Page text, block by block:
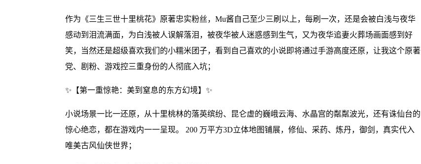
作为《三生三世十里桃花》原著忠实粉丝，Mu酱自己至少三刷以上，每刷一次，还是会被白浅与夜华
感动到泪流满面，为白浅被人误解落泪，被夜华被人迷惑感到生气，又为夜华追妻火葬场画面感到好
笑，当然还是超级喜欢我们的小糯米团子，看到自己喜欢的小说即将通过手游高度还原，让我这个原著
党、剧粉、游戏控三重身份的人彻底入坑；
✨【第一重惊艳：美到窒息的东方幻境】✨
小说场景一比一还原，从十里桃林的落英缤纷、昆仑虚的巍峨云海、水晶宫的粼粼波光，还有诛仙台的
惊心绝恋，都在游戏内一一呈现。 200 万平方3D立体地图铺展，修仙、采药、炼丹，御剑，真实代入
唯美古风仙侠世界；